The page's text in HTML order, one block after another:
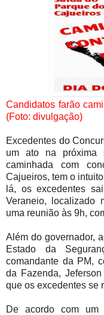
Candidatos farão
(Foto: divulgação)
Excedentes do
um ato na próxima
caminhada com
Cajueiros, tem o
lá, os excedentes
Veraneio, localizado
uma reunião às 9h,
Além do governador,
Estado da
comandante da PM,
da Fazenda,
que os excedentes se
De acordo com um